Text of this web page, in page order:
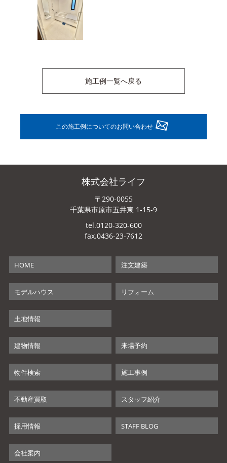
施工例一覧へ戻る
この施工例についてのお問い合わせ
株式会社ライフ
〒290-0055
千葉県市原市五井東 1-15-9
tel.0120-320-600
fax.0436-23-7612
HOME 注文建築
モデルハウス リフォーム
土地情報
建物情報 来場予約
物件検索 施工事例
不動産買取 スタッフ紹介
採用情報 STAFF BLOG
会社案内